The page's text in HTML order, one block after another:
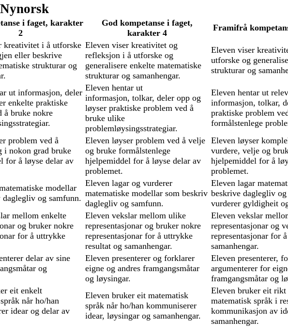
Nynorsk
i faget, karakter
2
God kompetanse i faget,
karakter 4
Framifrå
kreativitet i å utforske
eller beskrive
strukturar og
Eleven viser kreativitet og
refleksjon i å utforske og
generalisere enkelte matematiske
strukturar og samanhengar.
Eleven viser
utforske og
strukturar og
ut informasjon, deler
enkelte praktiske
å bruke nokre
Eleven hentar ut
informasjon, tolkar, deler opp og
løyser praktiske problem ved å
bruke ulike
problemløysingsstrategiar.
Eleven hentar ut
informasjon, tolkar,
praktiske problem
formålstenlege
problem ved å
i nokon grad bruke
for å løyse delar av
Eleven løyser problem ved å velje
og bruke formålstenlege
hjelpemiddel for å løyse delar av
problemet.
Eleven løyser
vurdere, velje og
hjelpemiddel for å
problemet.
modellar
daglegliv og samfunn.
Eleven lagar og vurderer
matematiske modellar som beskriv
daglegliv og samfunn.
Eleven lagar
beskrive daglegliv
vurderer gyldigheit
mellom enkelte
og bruker nokre
for å uttrykke
Eleven vekslar mellom ulike
representasjonar og bruker nokre
representasjonar for å uttrykke
resultat og samanhengar.
Eleven vekslar
representasjonar og
representasjonar for
samanhengar.
delar av sine
og
Eleven presenterer og forklarer
eigne og andres framgangsmåtar
og løysingar.
Eleven presenterer,
argumenterer for
framgangsmåtar og
eit enkelt
når ho/han
idear og delar av
Eleven bruker eit matematisk
språk når ho/han kommuniserer
idear, løysingar og samanhengar.
Eleven bruker eit rikt
matematisk språk i
kommunikasjon av
samanhengar.